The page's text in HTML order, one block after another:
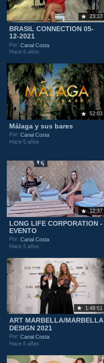
23:33
BRASIL CONNECTION 05-
12-2021
Por:Canal Costa
Hace 5 años
52:03
Málaga y sus bares
Por:Canal Costa
Hace 5 años
12:37
LONG LIFE CORPORATION -
EVENTO
Por:Canal Costa
Hace 5 años
1:48:51
ART MARBELLA/MARBELLA
DESIGN 2021
Por:Canal Costa
Hace 5 años